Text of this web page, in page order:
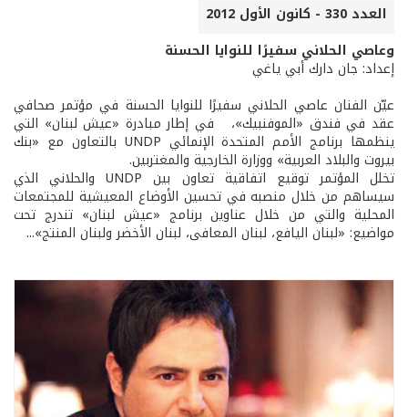
العدد 330 - كانون الأول 2012
وعاصي الحلاني سفيرًا للنوايا الحسنة
إعداد: جان دارك أبي ياغي
عيّن الفنان عاصي الحلاني سفيرًا للنوايا الحسنة في مؤتمر صحافي
عقد في فندق «الموفنبيك»، في إطار مبادرة «عيش لبنان» التي
ينظمها برنامج الأمم المتحدة الإنمائي UNDP بالتعاون مع «بنك
بيروت والبلاد العربية» ووزارة الخارجية والمغتربين.
تخلل المؤتمر توقيع اتفاقية تعاون بين UNDP والحلاني الذي
سيساهم من خلال منصبه في تحسين الأوضاع المعيشية للمجتمعات
المحلية والتي من خلال عناوين برنامج «عيش لبنان» تندرج تحت
مواضيع: «لبنان اليافع، لبنان المعافى، لبنان الأخضر ولبنان المنتج»...